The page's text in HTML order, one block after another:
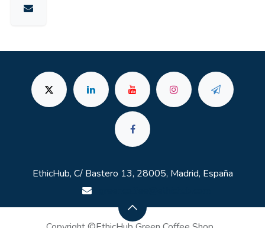
EthicHub, C/ Bastero 13, 28005, Madrid, España